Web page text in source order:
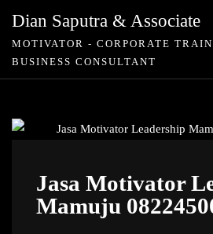
Dian Saputra & Associate
MOTIVATOR - CORPORATE
BUSINESS CONSULTANT
Jasa Motivator
Mamuju